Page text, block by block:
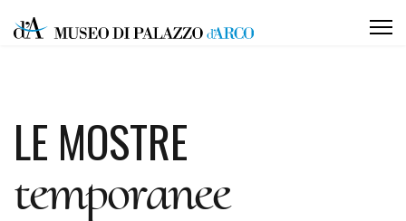
LE MOSTRE
temporanee